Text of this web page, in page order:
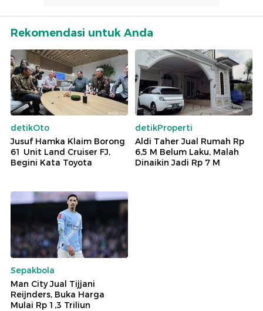
Rekomendasi untuk Anda
detikOto
Jusuf Hamka Klaim Borong
61 Unit Land Cruiser FJ,
Begini Kata Toyota
detikProperti
Aldi Taher Jual Rumah Rp
6,5 M Belum Laku, Malah
Dinaikin Jadi Rp 7 M
Sepakbola
Man City Jual Tijjani
Reijnders, Buka Harga
Mulai Rp 1,3 Triliun